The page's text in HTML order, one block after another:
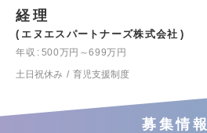
経理
エヌエスパートナーズ株式会社
年収
500万円～699万円
土日祝休み
育児支援制度
募集情報